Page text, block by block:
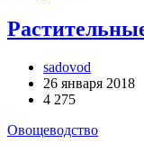
sadovod
26 января 2018
4 275
Овощеводство